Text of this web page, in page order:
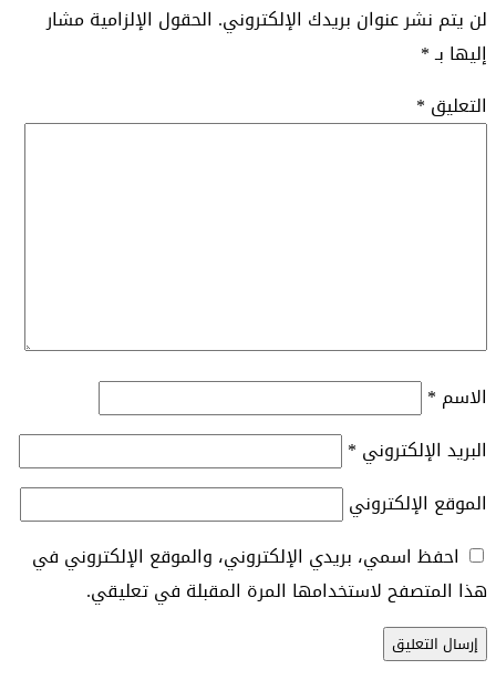
لن يتم نشر عنوان بريدك الإلكتروني. الحقول الإلزامية مشار
إليها بـ*
التعليق *
الاسم *
البريد الإلكتروني *
الموقع الإلكتروني
احفظ اسمي، بريدي الإلكتروني، والموقع الإلكتروني في
هذا المتصفح لاستخدامها المرة المقبلة في تعليقي.